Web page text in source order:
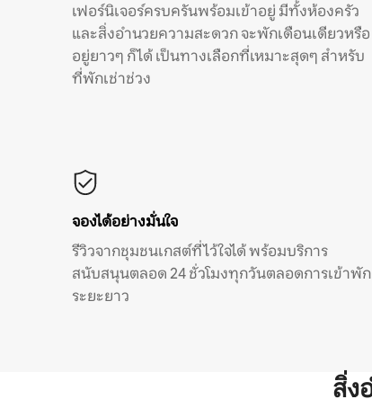
เฟอร์นิเจอร์ครบครันพร้อมเข้าอยู่ มีทั้งห้องครัว
และสิ่งอำนวยความสะดวก จะพักเดือนเดียวหรือ
อยู่ยาวๆ ก็ได้ เป็นทางเลือกที่เหมาะสุดๆ สำหรับ
ที่พักเช่าช่วง
จองได้อย่างมั่นใจ
รีวิวจากชุมชนเกสต์ที่ไว้ใจได้ พร้อมบริการ
สนับสนุนตลอด 24 ชั่วโมงทุกวันตลอดการเข้าพัก
ระยะยาว
สิ่ง